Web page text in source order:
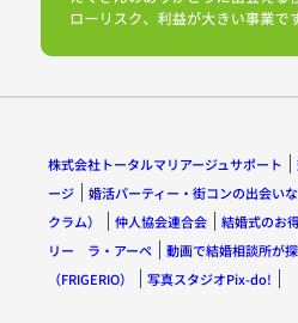
株式会社トータルマリアージュサポート
ージ
婚活パーティー・街コンの出会い
クラム）
仲人協会連合会 結婚式のお
リー ラ・アーペ
動画で結婚相談所が
（FRIGERIO）
写真スタジオPix-do!